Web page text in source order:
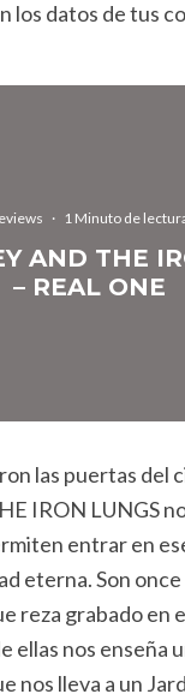
los datos de tus
· 1 Minuto de
AND THE
– REAL ONE
las puertas del
IRON LUNGS
entrar en
eterna. Son once
reza grabado en
ellas nos enseña
nos lleva a un